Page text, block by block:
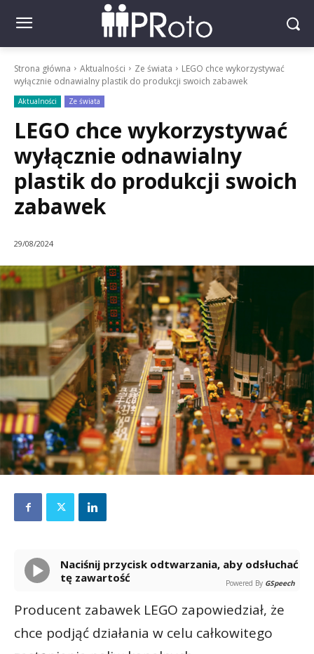
Strona główna Aktualności Ze świata
LEGO chce wykorzystywać
wyłącznie odnawialny plastik do produkcji swoich zabawek
Aktualności Ze świata
LEGO chce wykorzystywać
wyłącznie odnawialny
plastik do produkcji swoich
zabawek
29/08/2024
Naciśnij przycisk odtwarzania, aby odsłuchać
tę zawartość
Powered By GSpeech
Producent zabawek LEGO zapowiedział, że
chce podjąć działania w celu całkowitego